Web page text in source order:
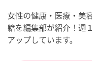
女性の健康・医療・美
籍を編集部が紹介！週
アップしています。